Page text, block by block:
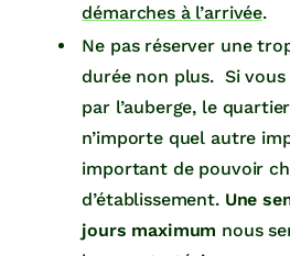
démarches à l’arrivée.
Ne pas réserver une
durée non plus. Si vous
par l’auberge, le
n’importe quel autre
important de pouvoir
d’établissement. Une
jours maximum nous